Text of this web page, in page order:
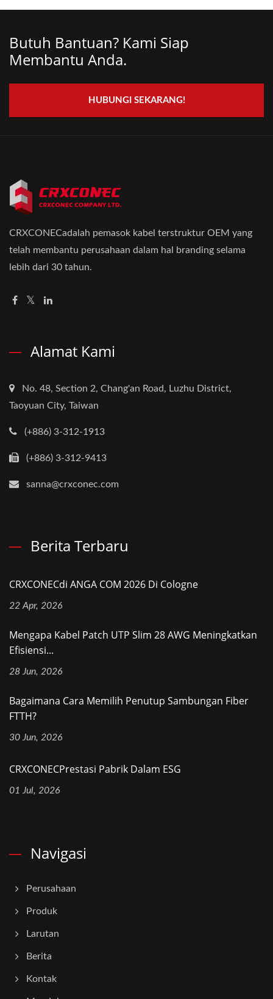
Butuh Bantuan? Kami Siap
Membantu Anda.
HUBUNGI SEKARANG!
CRXCONECadalah pemasok kabel terstruktur OEM yang
telah membantu perusahaan dalam hal branding selama
lebih dari 30 tahun.
Alamat Kami
No. 48, Section 2, Chang'an Road, Luzhu District,
Taoyuan City, Taiwan
(+886) 3-312-1913
(+886) 3-312-9413
sanna@crxconec.com
Berita Terbaru
CRXCONECdi ANGA COM 2026 Di Cologne
22 Apr, 2026
Mengapa Kabel Patch UTP Slim 28 AWG Meningkatkan
Efisiensi...
28 Jun, 2026
Bagaimana Cara Memilih Penutup Sambungan Fiber
FTTH?
30 Jun, 2026
CRXCONECPrestasi Pabrik Dalam ESG
01 Jul, 2026
Navigasi
Perusahaan
Produk
Larutan
Berita
Kontak